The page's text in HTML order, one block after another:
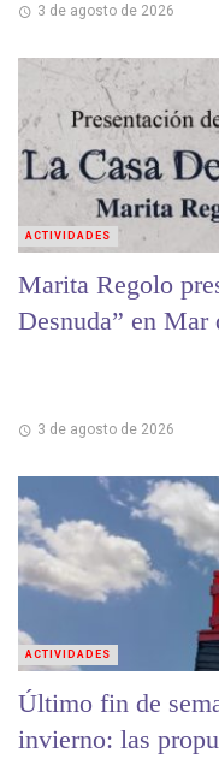
3 de agosto de 2026
Marita Regolo
Desnuda” en Mar
3 de agosto de 2026
ACTIVIDADES
Último fin de
invierno: las
ACTIVIDADES